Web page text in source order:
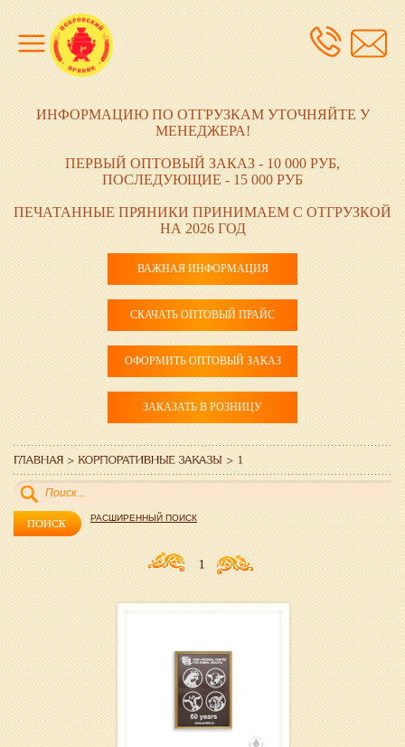
ИНФОРМАЦИЮ ПО ОТГРУЗКАМ УТОЧНЯЙТЕ У
МЕНЕДЖЕРА!
ПЕРВЫЙ ОПТОВЫЙ ЗАКАЗ - 10 000 РУБ,
ПОСЛЕДУЮЩИЕ - 15 000 РУБ
ПЕЧАТАННЫЕ ПРЯНИКИ ПРИНИМАЕМ С ОТГРУЗКОЙ
НА 2026 ГОД
ВАЖНАЯ ИНФОРМАЦИЯ
СКАЧАТЬ ОПТОВЫЙ ПРАЙС
ОФОРМИТЬ ОПТОВЫЙ ЗАКАЗ
ЗАКАЗАТЬ В РОЗНИЦУ
РАСШИРЕННЫЙ ПОИСК